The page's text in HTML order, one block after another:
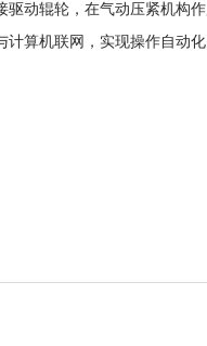
动辊轮，在气动压紧机构
算机联网，实现操作自动